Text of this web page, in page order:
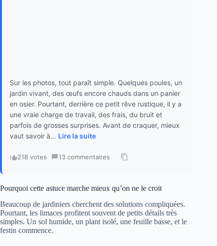
Sur les photos, tout paraît simple. Quelques poules, un
jardin vivant, des œufs encore chauds dans un panier
en osier. Pourtant, derrière ce petit rêve rustique, il y a
une vraie charge de travail, des frais, du bruit et
parfois de grosses surprises. Avant de craquer, mieux
vaut savoir à... Lire la suite
218 votes · 13 commentaires ·
Pourquoi cette astuce marche mieux qu’on ne le croit
Beaucoup de jardiniers cherchent des solutions compliquées.
Pourtant, les limaces profitent souvent de petits détails très
simples. Un sol humide, un plant isolé, une feuille basse, et le
festin commence.